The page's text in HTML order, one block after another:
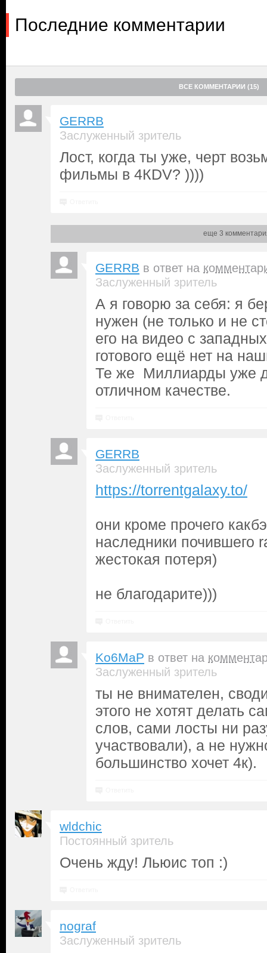
Последние комментарии
ВСЕ КОММЕНТАРИИ (15)
GERRB
Заслуженный зритель
Лост, когда ты уже, черт
фильмы в 4КDV? ))))
еще 3
GERRB в ответ на
Заслуженный зритель
А я говорю за себя: я
нужен (не только и не
его на видео с
готового ещё нет на
Те же Миллиарды уже
отличном качестве.
GERRB
Заслуженный зритель
https://torrentgalaxy.to/
они кроме прочего
наследники почившего
жестокая потеря)
не благодарите)))
Ko6MaP в ответ на
Заслуженный зритель
ты не внимателен,
этого не хотят делать
слов, сами лосты ни
участвовали), а не
большинство хочет 4к).
wldchic
Постоянный зритель
Очень жду! Льюис топ :)
nograf
Заслуженный зритель